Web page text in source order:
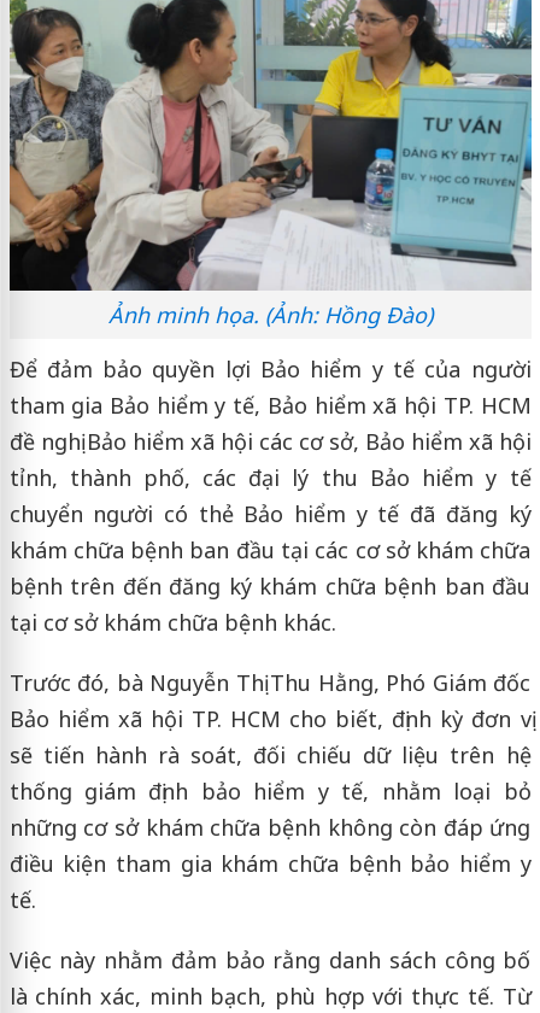
Ảnh minh họa. (Ảnh: Hồng Đào)
Để đảm bảo quyền lợi Bảo hiểm y tế của người
tham gia Bảo hiểm y tế, Bảo hiểm xã hội TP. HCM
đề nghị Bảo hiểm xã hội các cơ sở, Bảo hiểm xã hội
tỉnh, thành phố, các đại lý thu Bảo hiểm y tế
chuyển người có thẻ Bảo hiểm y tế đã đăng ký
khám chữa bệnh ban đầu tại các cơ sở khám chữa
bệnh trên đến đăng ký khám chữa bệnh ban đầu
tại cơ sở khám chữa bệnh khác.
Trước đó, bà Nguyễn Thị Thu Hằng, Phó Giám đốc
Bảo hiểm xã hội TP. HCM cho biết, định kỳ đơn vị
sẽ tiến hành rà soát, đối chiếu dữ liệu trên hệ
thống giám định bảo hiểm y tế, nhằm loại bỏ
những cơ sở khám chữa bệnh không còn đáp ứng
điều kiện tham gia khám chữa bệnh bảo hiểm y
tế.
Việc này nhằm đảm bảo rằng danh sách công bố
là chính xác, minh bạch, phù hợp với thực tế. Từ